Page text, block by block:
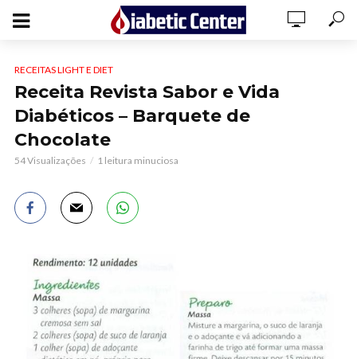
RECEITAS LIGHT E DIET
Receita Revista Sabor e Vida
Diabéticos – Barquete de
Chocolate
54 Visualizações 1 leitura minuciosa